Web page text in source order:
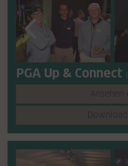
PGA Up & Connect
Ansehen
Download